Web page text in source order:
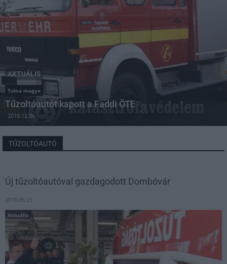
AKTUÁLIS
Tolna megye
Tűzoltóautót kapott a Faddi ÖTE
2018.12.06
TŰZOLTÓAUTÓ
Új tűzoltóautóval gazdagodott Dombóvár
2018.06.25
Aktuális